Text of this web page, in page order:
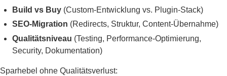
Build vs Buy (Custom-Entwicklung vs. Plugin-Stack)
SEO-Migration (Redirects, Struktur, Content-Übernahme)
Qualitätsniveau (Testing, Performance-Optimierung,
Security, Dokumentation)
Sparhebel ohne Qualitätsverlust: